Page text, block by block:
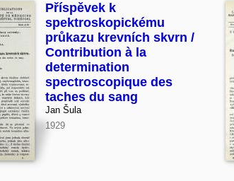
Příspěvek k
spektroskopickému
průkazu krevních skvrn /
Contribution à la
determination
spectroscopique des
taches du sang
Jan Šula
1929